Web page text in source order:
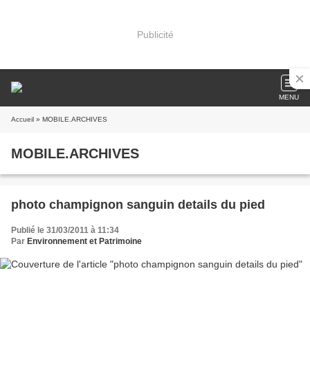
Publicité
MENU
Accueil » MOBILE.ARCHIVES
MOBILE.ARCHIVES
photo champignon sanguin details du pied
Publié le 31/03/2011 à 11:34
Par Environnement et Patrimoine